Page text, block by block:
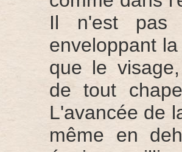
Il n'est pas
enveloppant
que le
de tout
L'avancée de
même en